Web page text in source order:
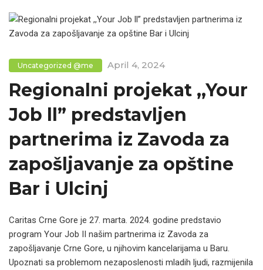
Uncategorized @me April 4, 2024
Regionalni projekat ,,Your
Job ll” predstavljen
partnerima iz Zavoda za
zapošljavanje za opštine
Bar i Ulcinj
Caritas Crne Gore je 27. marta. 2024. godine predstavio
program Your Job II našim partnerima iz Zavoda za
zapošljavanje Crne Gore, u njihovim kancelarijama u Baru.
Upoznati sa problemom nezaposlenosti mladih ljudi, razmijenila